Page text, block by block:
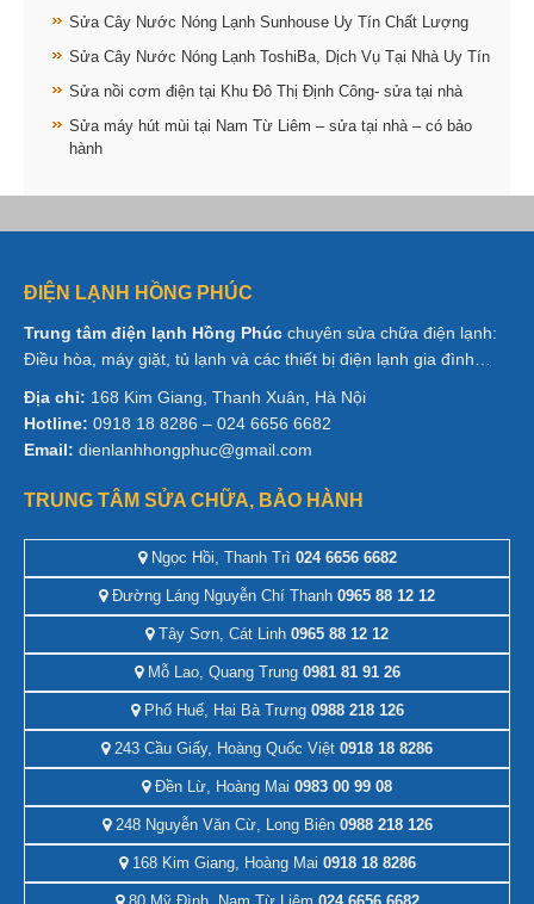
Sửa Cây Nước Nóng Lạnh Sunhouse Uy Tín Chất Lượng
Sửa Cây Nước Nóng Lạnh ToshiBa, Dịch Vụ Tại Nhà Uy Tín
Sửa nồi cơm điện tại Khu Đô Thị Định Công- sửa tại nhà
Sửa máy hút mùi tại Nam Từ Liêm – sửa tại nhà – có bảo
hành
ĐIỆN LẠNH HỒNG PHÚC
Trung tâm điện lạnh Hồng Phúc chuyên sửa chữa điện lạnh:
Điều hòa, máy giặt, tủ lạnh và các thiết bị điện lạnh gia đình…
Địa chỉ: 168 Kim Giang, Thanh Xuân, Hà Nội
Hotline: 0918 18 8286 – 024 6656 6682
Email: dienlanhhongphuc@gmail.com
TRUNG TÂM SỬA CHỮA, BẢO HÀNH
Ngọc Hồi, Thanh Trì 024 6656 6682
Đường Láng Nguyễn Chí Thanh 0965 88 12 12
Tây Sơn, Cát Linh 0965 88 12 12
Mỗ Lao, Quang Trung0981 81 91 26
Phố Huế, Hai Bà Trưng0988 218 126
243 Cầu Giấy, Hoàng Quốc Việt 0918 18 8286
Đền Lừ, Hoàng Mai 0983 00 99 08
248 Nguyễn Văn Cừ, Long Biên0988 218 126
168 Kim Giang, Hoàng Mai 0918 18 8286